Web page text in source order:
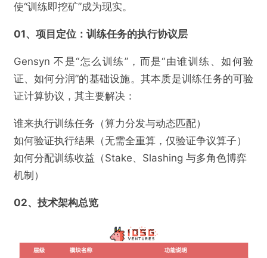
使“训练即挖矿”成为现实。
01、项目定位：训练任务的执行协议层
Gensyn 不是“怎么训练”，而是“由谁训练、如何验
证、如何分润”的基础设施。其本质是训练任务的可验
证计算协议，其主要解决：
谁来执行训练任务（算力分发与动态匹配）
如何验证执行结果（无需全重算，仅验证争议算子）
如何分配训练收益（Stake、Slashing 与多角色博弈
机制）
02、技术架构总览